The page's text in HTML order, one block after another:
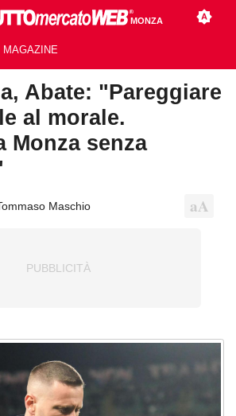
MONZA
MAGAZINE
Abate: "Pareggiare
al morale.
Monza senza
Maschio